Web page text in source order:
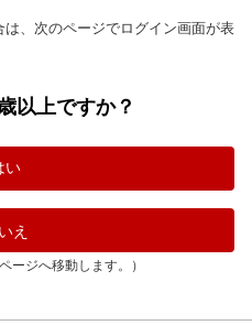
、次のページでログイン画面が表
以上ですか？
え
ージへ移動します。）